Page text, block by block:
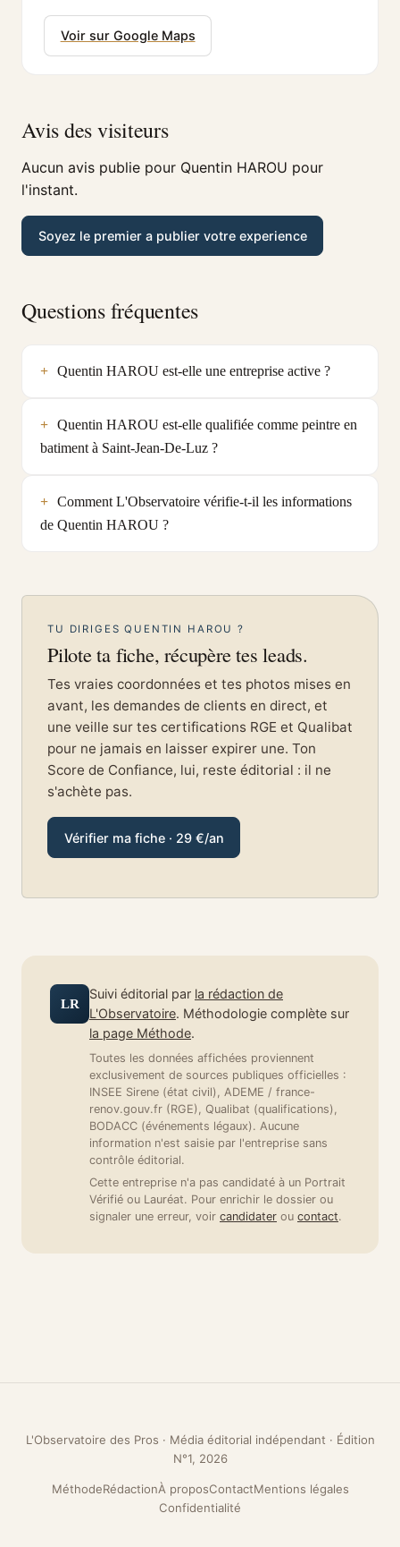
Voir sur Google Maps
Avis des visiteurs
Aucun avis publie pour Quentin HAROU pour
l'instant.
Soyez le premier a publier votre experience
Questions fréquentes
Quentin HAROU est-elle une entreprise active ?
Quentin HAROU est-elle qualifiée comme peintre en
batiment à Saint-Jean-De-Luz ?
Comment L'Observatoire vérifie-t-il les informations
de Quentin HAROU ?
TU DIRIGES QUENTIN HAROU ?
Pilote ta fiche, récupère tes leads.
Tes vraies coordonnées et tes photos mises en
avant, les demandes de clients en direct, et
une veille sur tes certifications RGE et Qualibat
pour ne jamais en laisser expirer une. Ton
Score de Confiance, lui, reste éditorial : il ne
s'achète pas.
Vérifier ma fiche · 29 €/an
LR
Suivi éditorial par la rédaction de
L'Observatoire. Méthodologie complète sur
la page Méthode.
Toutes les données affichées proviennent
exclusivement de sources publiques officielles :
INSEE Sirene (état civil), ADEME / france-
renov.gouv.fr (RGE), Qualibat (qualifications),
BODACC (événements légaux). Aucune
information n'est saisie par l'entreprise sans
contrôle éditorial.
Cette entreprise n'a pas candidaté à un Portrait
Vérifié ou Lauréat. Pour enrichir le dossier ou
signaler une erreur, voir candidater ou contact.
L'Observatoire des Pros · Média éditorial indépendant · Édition
N°1, 2026
MéthodeRédactionÀ proposContactMentions légales
Confidentialité